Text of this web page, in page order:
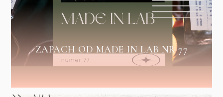
ZAPACH OD MADE IN LAB NR 77